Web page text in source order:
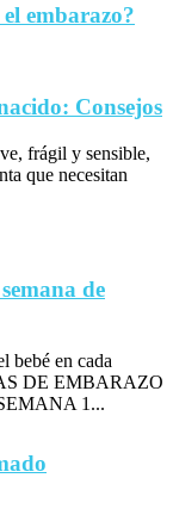
embarazo?
Consejos
frágil y sensible,
que necesitan
de
bebé en cada
DE EMBARAZO
1...